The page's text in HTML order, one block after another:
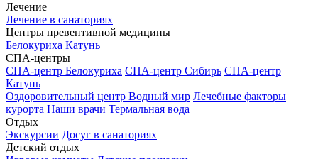
Лечение
Лечение в санаториях
Центры превентивной медицины
Белокуриха Катунь
СПА-центры
СПА-центр Белокуриха СПА-центр Сибирь СПА-центр
Катунь
Оздоровительный центр Водный мир Лечебные факторы
курорта Наши врачи Термальная вода
Отдых
Экскурсии Досуг в санаториях
Детский отдых